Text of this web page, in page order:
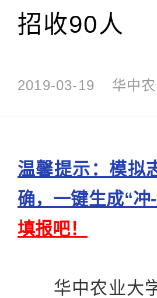
招收90人
2019-03-19 华中
温馨提示：模拟
确，一键生成“冲
填报吧！
华中农业大学